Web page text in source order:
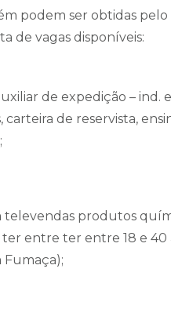
podem ser obtidas
de vagas disponíveis:
de expedição –
carteira de reservista,
televendas produtos
entre ter entre 18 e 40
Fumaça);